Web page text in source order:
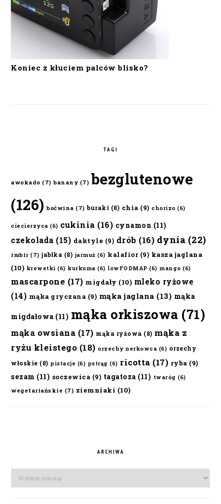
Koniec z kłuciem palców blisko?
TAGI
awokado (7) banany (7) bezglutenowe
(126) boćwina (7) buraki (8) chia (9) chorizo (6)
ciecierzyca (6) cukinia (16) cynamon (11)
czekolada (15) daktyle (9) drób (16) dynia (22)
imbir (7) jabłka (8) jarmuż (6) kalafior(9) kasza jaglana
(10) krewetki (6) kurkuma (6) lowFODMAP (6) mango (6)
mascarpone (17) migdały (10) mleko ryżowe
(14) mąka gryczana (9) mąka jaglana (13) mąka
migdałowa (11) mąka orkiszowa (71)
mąka owsiana (17) mąka ryżowa (8) mąka z
ryżu kleistego (18) orzechy nerkowca (6) orzechy
włoskie (8) pistacje (6) pstrąg (6) ricotta (17) ryba (9)
sezam (11) soczewica (9) tagatoza (11) twaróg (6)
wegetariańskie (7) ziemniaki (10)
ARCHIWA
Archiwa